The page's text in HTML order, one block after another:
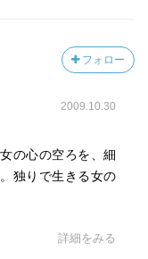
フォロー
2009.10.30
の心の空ろを、細
独りで生きる女の
詳細をみる